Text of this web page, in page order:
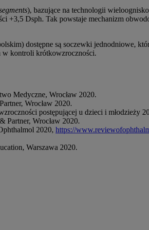
), bazujące na technologii
+3,5 Dsph. Tak powstaje mechanizm
dostępne są soczewki jednodniowe,
w kontroli krótkowzroczności.
Medyczne, Wrocław 2020.
Wrocław 2020.
postępującej u dzieci i młodzieży
Partner, Wrocław 2020.
2020, https://
Warszawa 2020.